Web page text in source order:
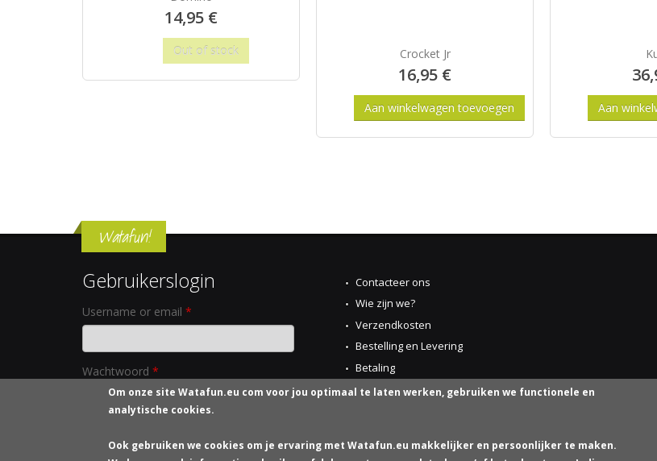
14,95 €
Crocket Jr
16,95 €
Watafun!
Gebruikerslogin
Username or email *
Wachtwoord *
Nieuw wachtwoord aanvragen
Contacteer ons
Wie zijn we?
Verzendkosten
Bestelling en Levering
Betaling
Terugzending of Retour
Om onze siteWatafun.eu com voor jou optimaal te laten werken, gebruiken we functionele en
analytische cookies.
Ook gebruiken we cookies om je ervaring met Watafun.eu makkelijker en persoonlijker te maken.